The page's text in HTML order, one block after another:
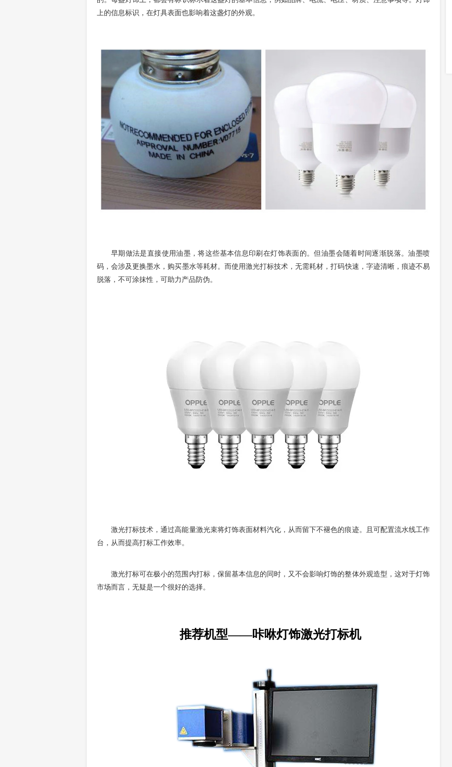
上的信息标识，在灯具表面也影响着这盏灯的外观。
早期做法是直接使用油墨，将这些基本信息印刷在灯饰表面的。但油墨会随着时间逐渐脱落。油墨喷
码，会涉及更换墨水，购买墨水等耗材。而使用激光打标技术，无需耗材，打码快速，字迹清晰，痕迹不易
脱落，不可涂抹性，可助力产品防伪。
激光打标技术，通过高能量激光束将灯饰表面材料汽化，从而留下不褪色的痕迹。且可配置流水线工作
台，从而提高打标工作效率。
激光打标可在极小的范围内打标，保留基本信息的同时，又不会影响灯饰的整体外观造型，这对于灯饰
市场而言，无疑是一个很好的选择。
推荐机型——咔咻灯饰激光打标机